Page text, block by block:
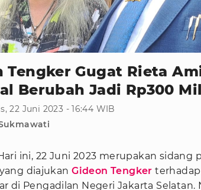
Tengker Gugat Rieta
Berubah Jadi Rp300
22 Juni 2023 - 16:44 WIB
ini, 22 Juni 2023 merupakan sidang
diajukanGideon Tengker
di Pengadilan Negeri Jakarta Selatan.